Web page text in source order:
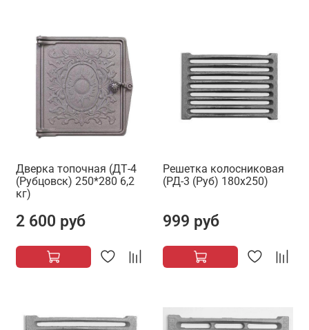
Дверка топочная (ДТ-4
(Рубцовск) 250*280 6,2
кг)
2 600 руб
Решетка колосниковая
(РД-3 (Руб) 180х250)
999 руб